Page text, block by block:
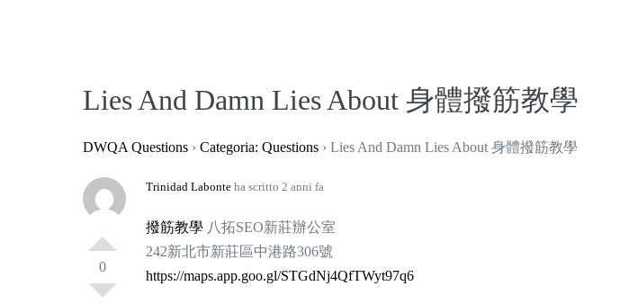
Lies And Damn Lies About 身體撥筋教學
DWQA Questions › Categoria: Questions › Lies And Damn Lies About 身體撥筋教學
0
Trinidad Labonte ha scritto 2 anni fa
撥筋教學 八拓SEO新莊辦公室
242新北市新莊區中港路306號
https://maps.app.goo.gl/STGdNj4QfTWyt97q6